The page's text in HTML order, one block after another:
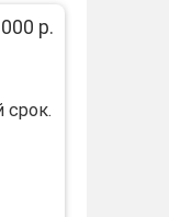
р.
срок.